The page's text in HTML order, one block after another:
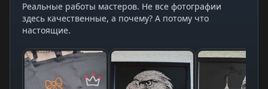
Реальные работы мастеров. Не все фотографии
здесь качественные, а почему? А потому что
настоящие.